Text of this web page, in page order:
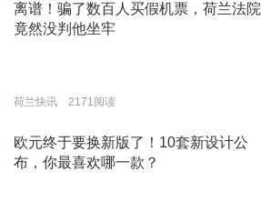
离谱！骗了数百人买假机票，荷兰法院
竟然没判他坐牢
荷兰快讯 2171阅读
欧元终于要换新版了！10套新设计公
布，你最喜欢哪一款？